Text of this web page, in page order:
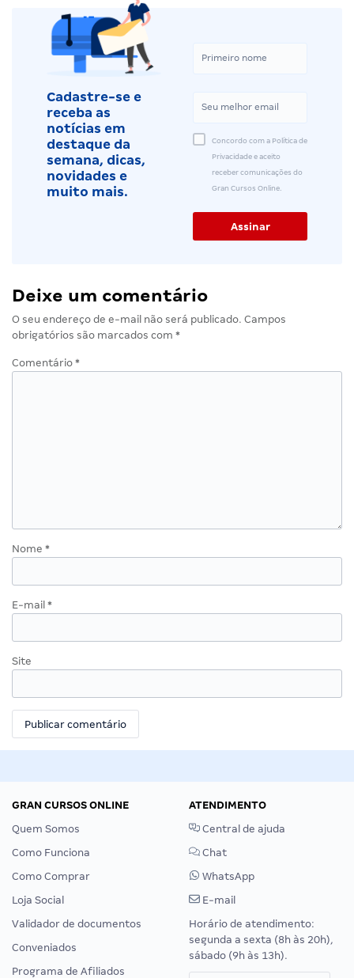
Cadastre-se e
receba as
notícias em
destaque da
semana, dicas,
novidades e
muito mais.
Concordo com a Política de
Privacidade e aceito
receber comunicações do
Gran Cursos Online.
Deixe um comentário
O seu endereço de e-mail não será publicado. Campos
obrigatórios são marcados com *
Comentário *
Nome *
E-mail *
Site
GRAN CURSOS ONLINE
Quem Somos
Como Funciona
Como Comprar
Loja Social
Validador de documentos
Conveniados
Programa de Afiliados
ATENDIMENTO
Central de ajuda
Chat
WhatsApp
E-mail
Horário de atendimento:
segunda a sexta (8h às 20h),
sábado (9h às 13h).